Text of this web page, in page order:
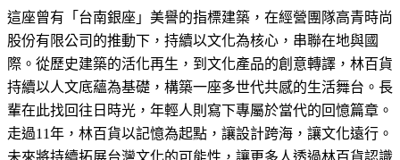
這座曾有「台南銀座」美譽的指標建築，在經營團隊高青時尚
股份有限公司的推動下，持續以文化為核心，串聯在地與國
際。從歷史建築的活化再生，到文化產品的創意轉譯，林百貨
持續以人文底蘊為基礎，構築一座多世代共感的生活舞台。長
輩在此找回往日時光，年輕人則寫下專屬於當代的回憶篇章。
走過11年，林百貨以記憶為起點，讓設計跨海，讓文化遠行。
未來將持續拓展台灣文化的可能性，讓更多人透過林百貨認識